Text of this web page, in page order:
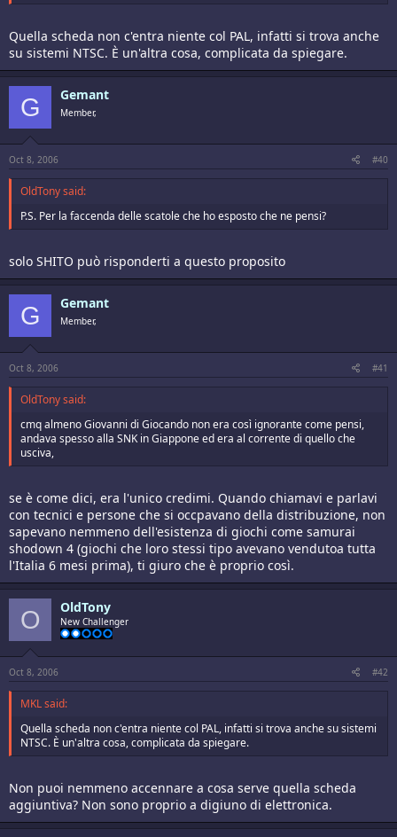
Quella scheda non c'entra niente col PAL, infatti si trova anche
su sistemi NTSC. È un'altra cosa, complicata da spiegare.
G Gemant
Member,
Oct 8, 2006 #40
OldTony said:
P.S. Per la faccenda delle scatole che ho esposto che ne pensi?
solo SHITO può risponderti a questo proposito
G Gemant
Member,
Oct 8, 2006 #41
OldTony said:
cmq almeno Giovanni di Giocando non era così ignorante come pensi,
andava spesso alla SNK in Giappone ed era al corrente di quello che
usciva,
se è come dici, era l'unico credimi. Quando chiamavi e parlavi
con tecnici e persone che si occpavano della distribuzione, non
sapevano nemmeno dell'esistenza di giochi come samurai
shodown 4 (giochi che loro stessi tipo avevano vendutoa tutta
l'Italia 6 mesi prima), ti giuro che è proprio così.
O OldTony
New Challenger
Oct 8, 2006 #42
MKL said:
Quella scheda non c'entra niente col PAL, infatti si trova anche su sistemi
NTSC. È un'altra cosa, complicata da spiegare.
Non puoi nemmeno accennare a cosa serve quella scheda
aggiuntiva? Non sono proprio a digiuno di elettronica.